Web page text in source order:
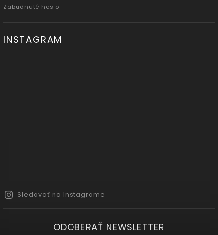
Zabudnuté heslo
INSTAGRAM
Sledovať na Instagrame
ODOBERAŤ NEWSLETTER